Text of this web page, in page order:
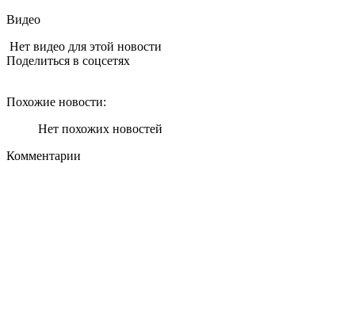
Видео
Нет видео для этой новости
Поделиться в соцсетях
Похожие новости:
Нет похожих новостей
Комментарии